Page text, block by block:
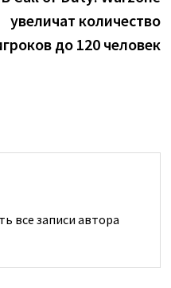
увеличат количество
до 120 человек
все записи автора